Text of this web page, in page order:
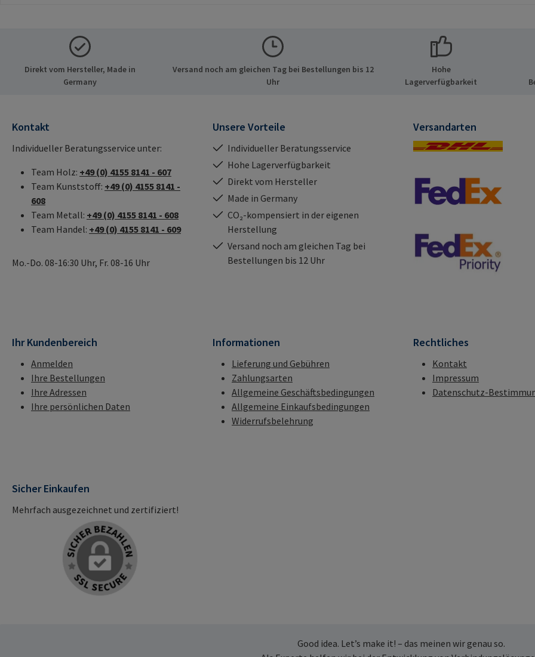
& Co. KG Auf der Heide 8
21514 Büchen Deutschland
E-Mail: mail@rampa.com
& Co. KG Auf der Heide 8
21514 Büchen Deutschland
E-Mail: mail@rampa.com
verwenden.Herstellerinfor
mationen: RAMPA GmbH &
Co. KG Auf der Heide 8 21514
& Co.
21514
E-Mail:
Direkt vom Hersteller, Made in
Germany
Versand noch am gleichen Tag bei Bestellungen bis 12
Uhr
Hohe
Lagerverfügbarkeit
Kontakt
Individueller Beratungsservice unter:
Team Holz: +49 (0) 4155 8141 - 607
Team Kunststoff: +49 (0) 4155 8141 -
608
Team Metall: +49 (0) 4155 8141 - 608
Team Handel: +49 (0) 4155 8141 - 609
Mo.-Do. 08-16:30 Uhr, Fr. 08-16 Uhr
Unsere Vorteile
Individueller Beratungsservice
Hohe Lagerverfügbarkeit
Direkt vom Hersteller
Made in Germany
CO₂-kompensiert in der eigenen
Herstellung
Versand noch am gleichen Tag bei
Bestellungen bis 12 Uhr
Versandarten
Ihr Kundenbereich
Anmelden
Ihre Bestellungen
Ihre Adressen
Ihre persönlichen Daten
Informationen
Lieferung und Gebühren
Zahlungsarten
Allgemeine Geschäftsbedingungen
Allgemeine Einkaufsbedingungen
Widerrufsbelehrung
Rechtliches
Kontakt
Impressum
Datenschutz-
Sicher Einkaufen
Mehrfach ausgezeichnet und zertifiziert!
Good idea. Let’s make it! – das meinen wir genau so.